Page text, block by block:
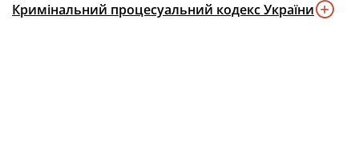
Кримінальний процесуальний кодекс України